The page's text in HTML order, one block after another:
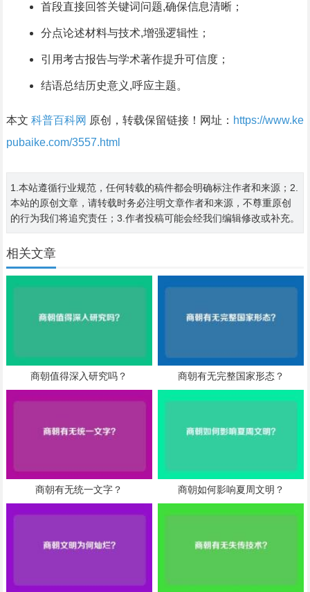
首段直接回答关键词问题,确保信息清晰；
分点论述材料与技术,增强逻辑性；
引用考古报告与学术著作提升可信度；
结语总结历史意义,呼应主题。
本文 科普百科网 原创，转载保留链接！网址： https://www.ke
pubaike.com/3557.html
1.本站遵循行业规范，任何转载的稿件都会明确标注作者和来源；2.
本站的原创文章，请转载时务必注明文章作者和来源，不尊重原创
的行为我们将追究责任；3.作者投稿可能会经我们编辑修改或补充。
相关文章
商朝值得深入研究吗？ 商朝有无完整国家形态？
商朝有无统一文字？ 商朝如何影响夏周文明？